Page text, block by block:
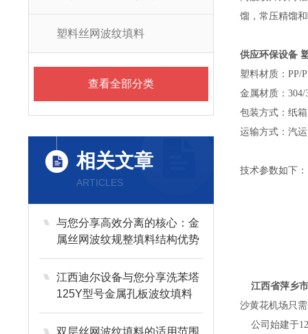
塑料丝网波纹填料
查看全部分类
相关文章
ARTICLES
与您分享高效分离的核心：金
属丝网波纹规整填料结构优势
与效率提升策略
江西迪尔设备与您分享洗苯塔
125Y型号金属孔板波纹填料
双层丝网波纹填料的适用范围
馏，常压精馏
供应环保设备
塑料材质：PP/
金属材质：
包装方式：纸
运输方式：汽
技术参数如下：
江西省萍乡
沙黄花机场只
公司始建于12